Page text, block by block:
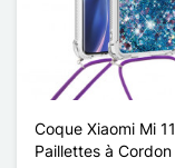
Coque Xiaomi Mi 11
Paillettes à Cordon